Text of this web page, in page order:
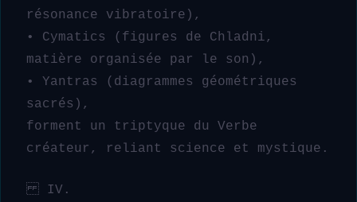
résonance vibratoire),
• Cymatics (figures de Chladni,
matière organisée par le son),
• Yantras (diagrammes géométriques
sacrés),
forment un triptyque du Verbe
créateur, reliant science et mystique.
IV.